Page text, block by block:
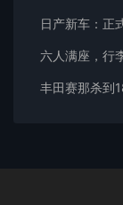
日产新车：正